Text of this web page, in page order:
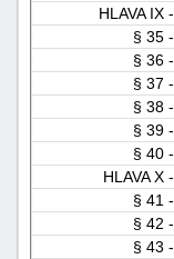
HLAVA IX -
§ 35 -
§ 36 -
§ 37 -
§ 38 -
§ 39 -
§ 40 -
HLAVA X -
§ 41 -
§ 42 -
§ 43 -